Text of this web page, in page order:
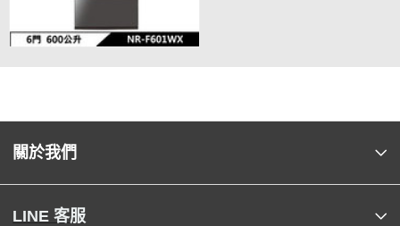
關於我們
LINE 客服